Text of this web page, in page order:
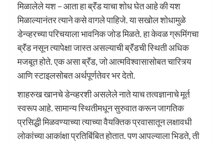
मिळालेले यश – आता हा ब्रॅंड याचा शोध घेत आहे की यश
मिळाल्यानंतर त्याने कसे वागले पाहिजे. या सखोल शोधामुळे
डेन्व्हरच्या परिचयाला भावनिक जोड मिळते. हा केवळ ग्रूमिंगचा
ब्रॅंड नसून त्यापेक्षा जास्त असल्याची ब्रॅंडची स्थिती अधिक
मजबूत होते. एक असा ब्रॅंड, जो आत्मविश्वासासोबत चारित्र्य
आणि स्टाइलसोबत अर्थपूर्णतेवर भर देतो.
शाहरुख खानचे डेन्व्हरशी असलेले नाते याच तत्वज्ञानाचे मूर्त
स्वरूप आहे. सामान्य स्थितीमधून सुरुवात करून जागतिक
प्रसिद्धी मिळवण्याच्या त्याच्या वैयक्तिक प्रवासातून लक्षावधी
लोकांच्या आकांक्षा प्रतिबिंबित होतात. पण आपल्याला भिडते, ती